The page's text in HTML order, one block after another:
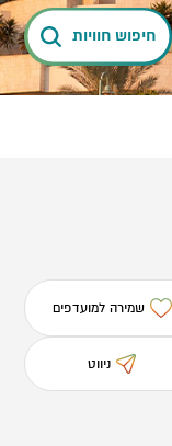
חיפוש חוויות
שמירה למועדפים
ניווט